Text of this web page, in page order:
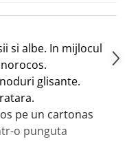
si albe. In mijlocul
glisante.
pe un cartonas
o punguta